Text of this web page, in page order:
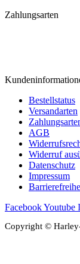
Zahlungsarten
Bestellstatus
Versandarten
AGB
Widerruf
Datenschutz
Impressum
FacebookYoutube
Copyright ©